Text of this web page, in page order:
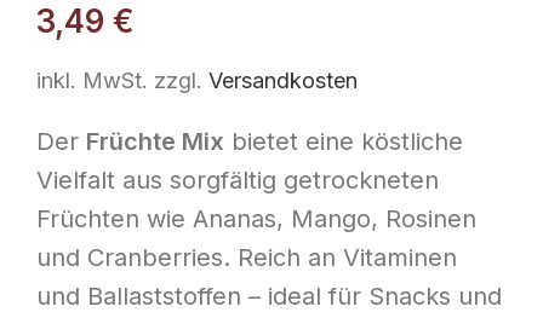
3,49 €
inkl. MwSt. zzgl. Versandkosten
Der Früchte Mix bietet eine köstliche
Vielfalt aus sorgfältig getrockneten
Früchten wie Ananas, Mango, Rosinen
und Cranberries. Reich an Vitaminen
und Ballaststoffen – ideal für Snacks und